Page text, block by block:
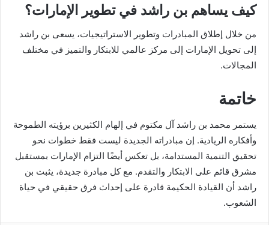
كيف يساهم بن راشد في تطوير الإمارات؟
من خلال إطلاق المبادرات وتطوير الاستراتيجيات، يسعى بن راشد
إلى تحويل الإمارات إلى مركز عالمي للابتكار والتميز في مختلف
المجالات.
خاتمة
يستمر محمد بن راشد آل مكتوم في إلهام الكثيرين برؤيته الطموحة
وأفكاره الريادية. إن مبادراته الجديدة ليست فقط خطوات نحو
تحقيق التنمية المستدامة، بل تعكس أيضًا التزام الإمارات بمستقبل
مشرق قائم على الابتكار والتقدم. مع كل مبادرة جديدة، يثبت بن
راشد أن القيادة الحكيمة قادرة على إحداث فرق حقيقي في حياة
الشعوب.